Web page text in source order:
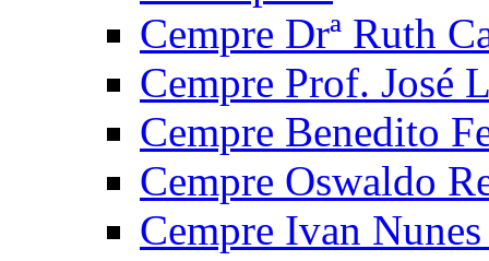
Cempre Drª Ruth
Cempre Prof. José
Cempre Benedito
Cempre Oswaldo
Cempre Ivan